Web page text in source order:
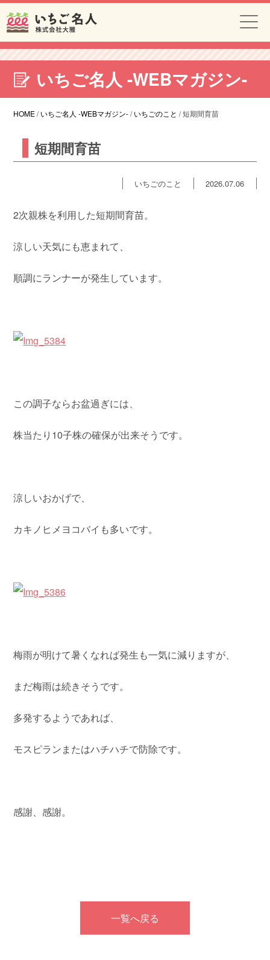
いちご名人 -WEBマガジン-
HOME/いちご名人 -WEBマガジン-/いちごのこと /短期間育苗
短期間育苗
いちごのこと 2026.07.06
2次親株を利用した短期間育苗。
涼しい天気にも恵まれて、
順調にランナーが発生しています。
この調子ならお盆過ぎには、
株当たり10子株の確保が出来そうです。
涼しいおかげで、
カキノヒメヨコバイも多いです。
梅雨が明けて暑くなれば発生も一気に減りますが、
まだ梅雨は続きそうです。
多発するようであれば、
モスピランまたはハチハチで防除です。
感謝、感謝。
一覧へ戻る